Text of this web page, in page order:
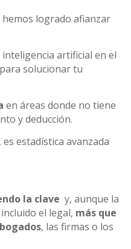
logrado afianzar
artificial en el
solucionar tu
en áreas donde no tiene
y deducción.
, es estadística avanzada
la clave y, aunque la
el legal, más que
, las firmas o los